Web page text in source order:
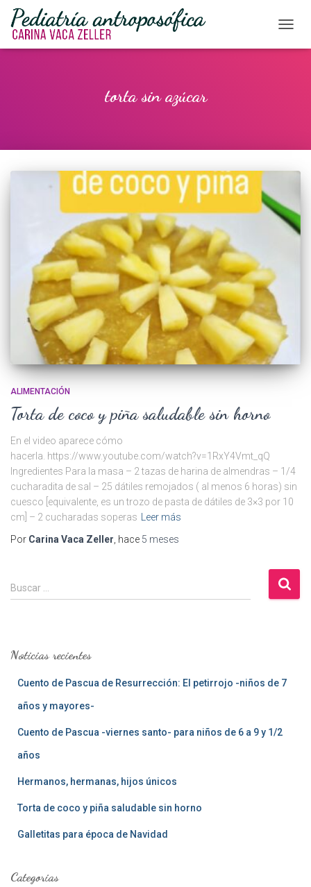
torta sin azúcar
ALIMENTACIÓN
Torta de coco y piña saludable sin horno
En el video aparece cómo
hacerla. https://www.youtube.com/watch?v=1RxY4Vmt_qQ
Ingredientes Para la masa – 2 tazas de harina de almendras – 1/4
cucharadita de sal – 25 dátiles remojados ( al menos 6 horas) sin
cuesco [equivalente, es un trozo de pasta de dátiles de 3×3 por 10
cm] – 2 cucharadas soperas
Leer más
Por Carina Vaca Zeller , hace 5 meses
B
u
r
Buscar …
Noticias recientes
Cuento de Pascua de Resurrección: El petirrojo -niños de 7
años y mayores-
Cuento de Pascua -viernes santo- para niños de 6 a 9 y 1/2
años
Hermanos, hermanas, hijos únicos
Torta de coco y piña saludable sin horno
Galletitas para época de Navidad
Categorias